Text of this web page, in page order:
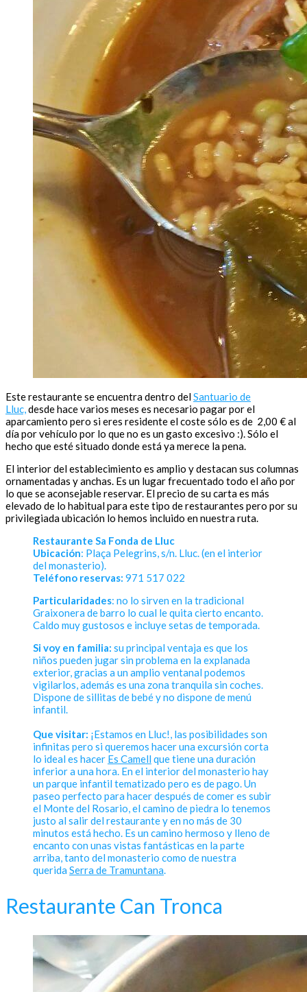
Este restaurante se encuentra dentro delSantuario de
Lluc,desde hace varios meses es necesario pagar por el
aparcamiento pero si eres residente el coste sólo es de 2,00 € al
día por vehículo por lo que no es un gasto excesivo :). Sólo el
hecho que esté situado donde está ya merece la pena.
El interior del establecimiento es amplio y destacan sus columnas
ornamentadas y anchas. Es un lugar frecuentado todo el año por
lo que se aconsejable reservar. El precio de su carta es más
elevado de lo habitual para este tipo de restaurantes pero por su
privilegiada ubicación lo hemos incluido en nuestra ruta.
Restaurante Sa Fonda de Lluc
Ubicación: Plaça Pelegrins, s/n. Lluc. (en el interior
del monasterio).
Teléfono reservas: 971 517 022
Particularidades: no lo sirven en la tradicional
Graixonera de barro lo cual le quita cierto encanto.
Caldo muy gustosos e incluye setas de temporada.
Si voy en familia: su principal ventaja es que los
niños pueden jugar sin problema en la explanada
exterior, gracias a un amplio ventanal podemos
vigilarlos, además es una zona tranquila sin coches.
Dispone de sillitas de bebé y no dispone de menú
infantil.
Que visitar: ¡Estamos en Lluc!, las posibilidades son
infinitas pero si queremos hacer una excursión corta
lo ideal es hacer Es Camell que tiene una duración
inferior a una hora. En el interior del monasterio hay
un parque infantil tematizado pero es de pago. Un
paseo perfecto para hacer después de comer es subir
el Monte del Rosario, el camino de piedra lo tenemos
justo al salir del restaurante y en no más de 30
minutos está hecho. Es un camino hermoso y lleno de
encanto con unas vistas fantásticas en la parte
arriba, tanto del monasterio como de nuestra
querida Serra de Tramuntana.
Restaurante Can Tronca